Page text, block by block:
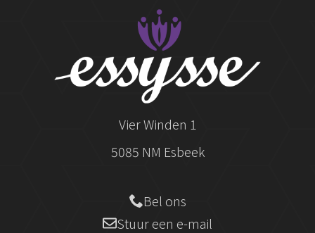
Vier Winden 1
5085 NM Esbeek
Bel ons
Stuur een e-mail